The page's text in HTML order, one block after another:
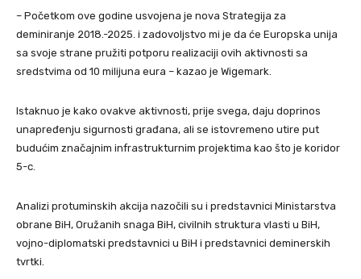
– Početkom ove godine usvojena je nova Strategija za
deminiranje 2018.-2025. i zadovoljstvo mi je da će Europska unija
sa svoje strane pružiti potporu realizaciji ovih aktivnosti sa
sredstvima od 10 milijuna eura – kazao je Wigemark.
Istaknuo je kako ovakve aktivnosti, prije svega, daju doprinos
unapređenju sigurnosti građana, ali se istovremeno utire put
budućim značajnim infrastrukturnim projektima kao što je koridor
5-c.
Analizi protuminskih akcija nazočili su i predstavnici Ministarstva
obrane BiH, Oružanih snaga BiH, civilnih struktura vlasti u BiH,
vojno-diplomatski predstavnici u BiH i predstavnici deminerskih
tvrtki.